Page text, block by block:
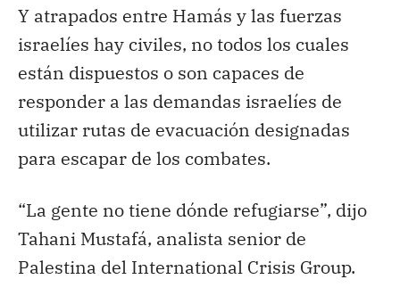
Y atrapados entre Hamás y las fuerzas
israelíes hay civiles, no todos los cuales
están dispuestos o son capaces de
responder a las demandas israelíes de
utilizar rutas de evacuación designadas
para escapar de los combates.
“La gente no tiene dónde refugiarse”, dijo
Tahani Mustafá, analista senior de
Palestina del International Crisis Group.